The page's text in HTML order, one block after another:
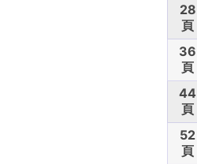
28
頁
36
頁
44
頁
52
頁